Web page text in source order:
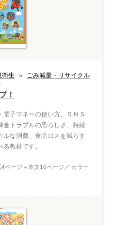
衛生 » ごみ減量・リサイクル
！
子マネーの使い方、ＳＮＳ
金トラブルの恐ろしさ、持続
ルな消費、食品ロスを減らす
教材です。
ページ＋本文16ページ／ カラー